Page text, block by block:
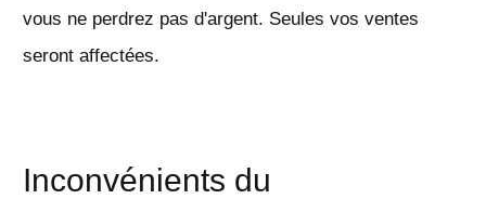
vous ne perdrez pas d'argent. Seules vos ventes
seront affectées.
Inconvénients du